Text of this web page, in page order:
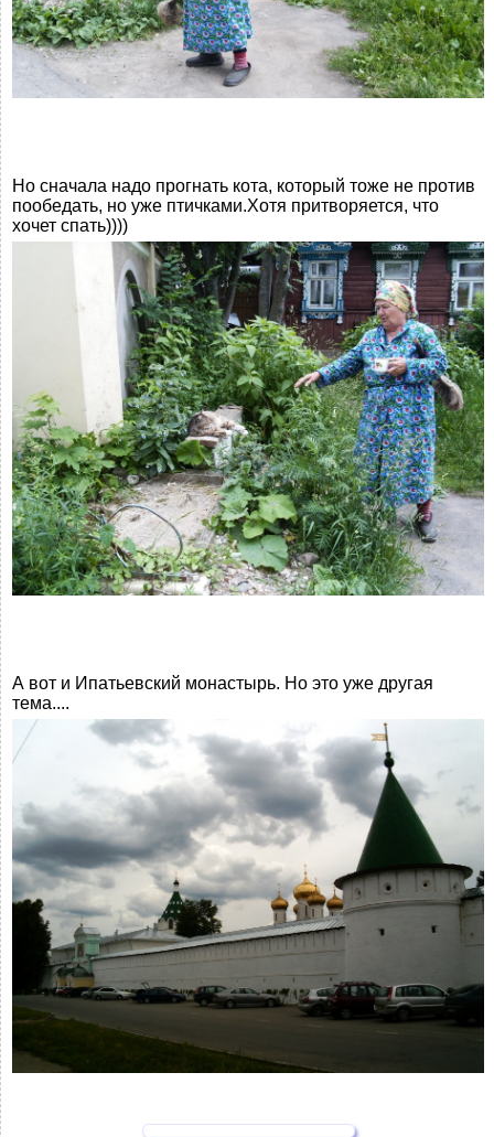
Но сначала надо прогнать кота, который тоже не против
пообедать, но уже птичками.Хотя притворяется, что
хочет спать))))
А вот и Ипатьевский монастырь. Но это уже другая
тема....